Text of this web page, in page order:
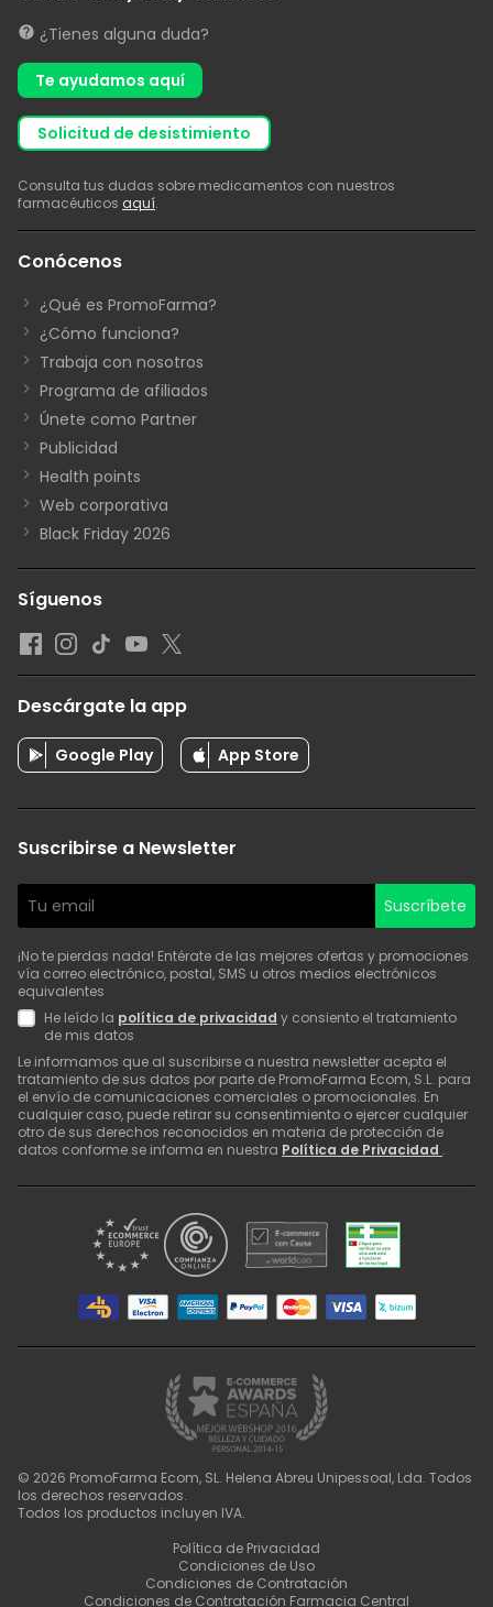
¿Tienes alguna duda?
Te ayudamos aquí
solicitud de desistimiento
Consulta tus dudas sobre medicamentos con nuestros
farmacéuticos aquí.
Conócenos
¿Qué es PromoFarma?
¿Cómo funciona?
Trabaja con nosotros
Programa de afiliados
Únete como Partner
Publicidad
Health points
Web corporativa
Black Friday 2026
Síguenos
Descárgate la app
Google Play App Store
Suscribirse a Newsletter
Suscríbete
¡No te pierdas nada! Entérate de las mejores ofertas y promociones
vía correo electrónico, postal, SMS u otros medios electrónicos
equivalentes
He leído la política de privacidad y consiento el tratamiento
de mis datos
Le informamos que al suscribirse a nuestra newsletter acepta el
tratamiento de sus datos por parte de PromoFarma Ecom, S.L. para
el envío de comunicaciones comerciales o promocionales. En
cualquier caso, puede retirar su consentimiento o ejercer cualquier
otro de sus derechos reconocidos en materia de protección de
datos conforme se informa en nuestra Política de Privacidad .
© 2026 PromoFarma Ecom, SL. Helena Abreu Unipessoal, Lda. Todos
los derechos reservados.
Todos los productos incluyen IVA.
Política de Privacidad
Condiciones de Uso
Condiciones de Contratación
Condiciones de Contratación Farmacia Central